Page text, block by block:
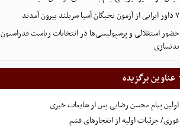
۷ داور ایرانی از آزمون نخبگان آسیا سربلند بیرون آمدند
حضور استقلالی و پرسپولیسی‌ها در انتخابات ریاست فدراسیون
بدنسازی
عناوین برگزیده
اولین پیام محسن رضایی پس از شایعات خبری
فوری/ جزئیات اولیه از انفجارهای قشم